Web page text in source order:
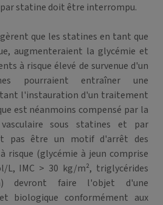
statine doit être interrompu.
que les statines en tant que
augmenteraient la glycémie et
à risque élevé de survenue d'un
pourraient entraîner une
l'instauration d'un traitement
est néanmoins compensé par la
sous statines et par
pas être un motif d'arrêt des
risque (glycémie à jeun comprise
L, IMC > 30 kg/m², triglycérides
devront faire l'objet d'une
biologique conformément aux